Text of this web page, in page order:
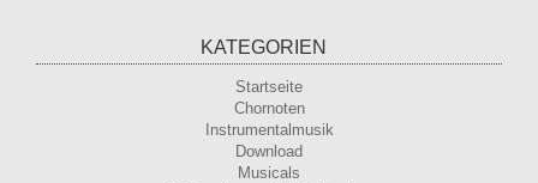
KATEGORIEN
Startseite
Chornoten
Instrumentalmusik
Download
Musicals